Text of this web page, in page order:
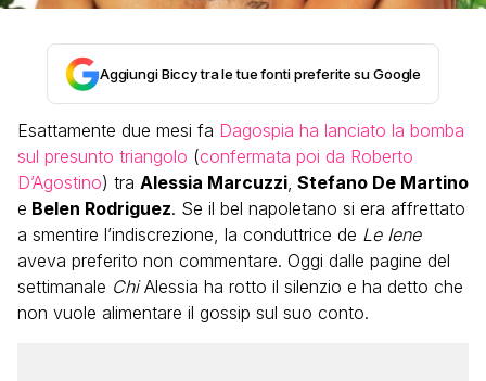
Aggiungi Biccy tra le tue fonti preferite su Google
Esattamente due mesi fa Dagospia ha lanciato la bomba
sul presunto triangolo (confermata poi da Roberto
D’Agostino) tra Alessia Marcuzzi, Stefano De Martino
e Belen Rodriguez. Se il bel napoletano si era affrettato
a smentire l’indiscrezione, la conduttrice de Le Iene
aveva preferito non commentare. Oggi dalle pagine del
settimanale ChiAlessia ha rotto il silenzio e ha detto che
non vuole alimentare il gossip sul suo conto.